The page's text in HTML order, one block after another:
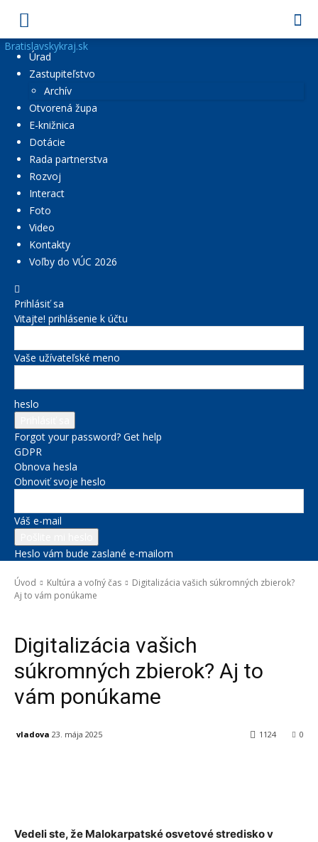
Bratislavskykraj.sk
Úrad
Zastupiteľstvo
Archív
Otvorená župa
E-knižnica
Dotácie
Rada partnerstva
Rozvoj
Interact
Foto
Video
Kontakty
Voľby do VÚC 2026
Prihlásiť sa
Vitajte! prihlásenie k účtu
Vaše užívateľské meno
heslo
Forgot your password? Get help
GDPR
Obnova hesla
Obnoviť svoje heslo
Váš e-mail
Heslo vám bude zaslané e-mailom
Úvod Kultúra a voľný čas
Digitalizácia vašich súkromných zbierok?
Aj to vám ponúkame
Digitalizácia vašich
súkromných zbierok? Aj to
vám ponúkame
vladova 23. mája 2025 0
1124
Vedeli ste, že Malokarpatské osvetové stredisko v